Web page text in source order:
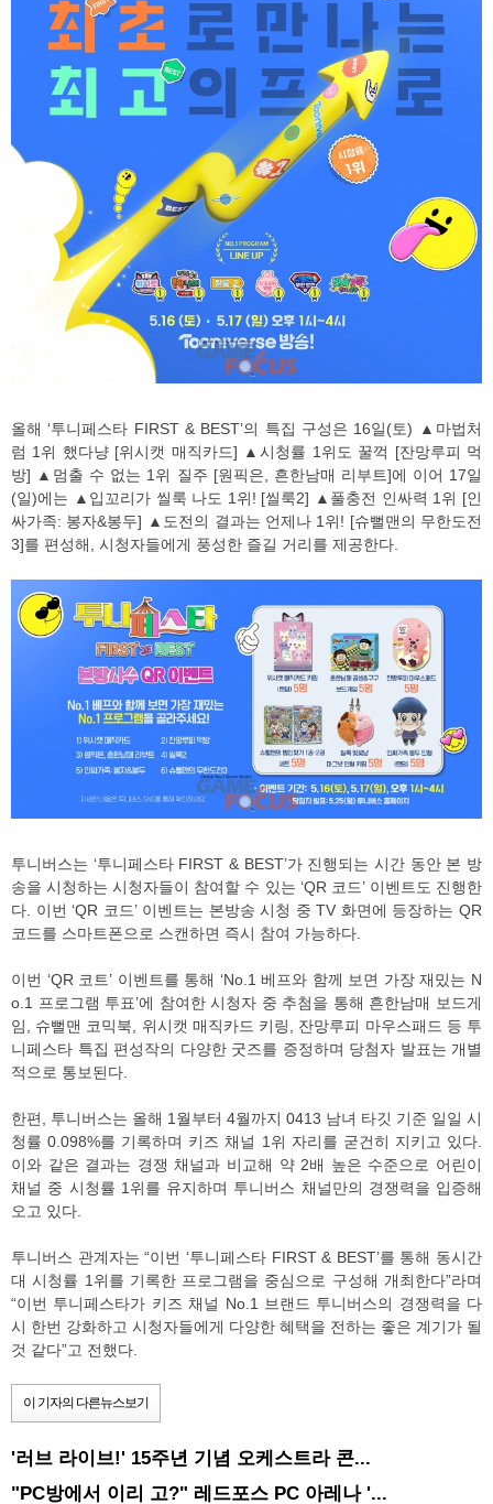
올해 ‘투니페스타 FIRST & BEST’의 특집 구성은 16일(토) ▲마법처
럼 1위 했다냥 [위시캣 매직카드] ▲시청률 1위도 꿀꺽 [잔망루피 먹
방] ▲멈출 수 없는 1위 질주 [원픽은, 흔한남매 리부트]에 이어 17일
(일)에는 ▲입꼬리가 씰룩 나도 1위! [씰룩2] ▲풀충전 인싸력 1위 [인
싸가족: 봉자&봉두] ▲도전의 결과는 언제나 1위! [슈뻘맨의 무한도전
3]를 편성해, 시청자들에게 풍성한 즐길 거리를 제공한다.
투니버스는 ‘투니페스타 FIRST & BEST’가 진행되는 시간 동안 본 방
송을 시청하는 시청자들이 참여할 수 있는 ‘QR 코드’ 이벤트도 진행한
다. 이번 ‘QR 코드’ 이벤트는 본방송 시청 중 TV 화면에 등장하는 QR
코드를 스마트폰으로 스캔하면 즉시 참여 가능하다.
이번 ‘QR 코트’ 이벤트를 통해 ‘No.1 베프와 함께 보면 가장 재밌는 N
o.1 프로그램 투표’에 참여한 시청자 중 추첨을 통해 흔한남매 보드게
임, 슈뻘맨 코믹북, 위시캣 매직카드 키링, 잔망루피 마우스패드 등 투
니페스타 특집 편성작의 다양한 굿즈를 증정하며 당첨자 발표는 개별
적으로 통보된다.
한편, 투니버스는 올해 1월부터 4월까지 0413 남녀 타깃 기준 일일 시
청률 0.098%를 기록하며 키즈 채널 1위 자리를 굳건히 지키고 있다.
이와 같은 결과는 경쟁 채널과 비교해 약 2배 높은 수준으로 어린이
채널 중 시청률 1위를 유지하며 투니버스 채널만의 경쟁력을 입증해
오고 있다.
투니버스 관계자는 “이번 ‘투니페스타 FIRST & BEST’를 통해 동시간
대 시청률 1위를 기록한 프로그램을 중심으로 구성해 개최한다”라며
“이번 투니페스타가 키즈 채널 No.1 브랜드 투니버스의 경쟁력을 다
시 한번 강화하고 시청자들에게 다양한 혜택을 전하는 좋은 계기가 될
것 같다”고 전했다.
이 기자의 다른뉴스보기
'러브 라이브!' 15주년 기념 오케스트라 콘...
"PC방에서 이리 고?" 레드포스 PC 아레나 '...